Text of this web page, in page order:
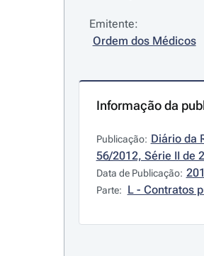
Emitente:
Ordem dos Médicos
Informação da
Publicação: Diário da
56/2012, Série II de
Data de Publicação:
Parte: L - Contratos